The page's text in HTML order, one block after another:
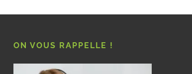
ON VOUS RAPPELLE !